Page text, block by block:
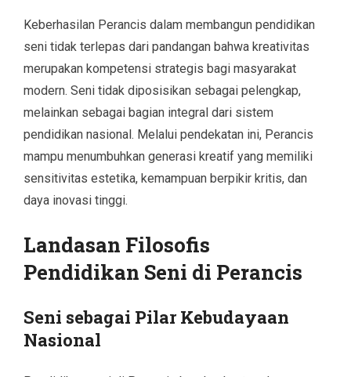
Keberhasilan Perancis dalam membangun pendidikan
seni tidak terlepas dari pandangan bahwa kreativitas
merupakan kompetensi strategis bagi masyarakat
modern. Seni tidak diposisikan sebagai pelengkap,
melainkan sebagai bagian integral dari sistem
pendidikan nasional. Melalui pendekatan ini, Perancis
mampu menumbuhkan generasi kreatif yang memiliki
sensitivitas estetika, kemampuan berpikir kritis, dan
daya inovasi tinggi.
Landasan Filosofis
Pendidikan Seni di Perancis
Seni sebagai Pilar Kebudayaan
Nasional